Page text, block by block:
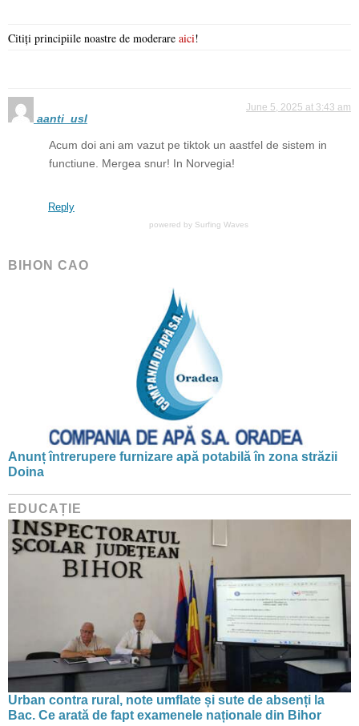
Citiți principiile noastre de moderare aici!
aanti_usl
June 5, 2025 at 3:43 am
Acum doi ani am vazut pe tiktok un aastfel de sistem in
functiune. Mergea snur! In Norvegia!
Reply
powered by Surfing Waves
BIHON CAO
Anunț întrerupere furnizare apă potabilă în zona străzii
Doina
EDUCAȚIE
Urban contra rural, note umflate și sute de absenți la
Bac. Ce arată de fapt examenele naționale din Bihor